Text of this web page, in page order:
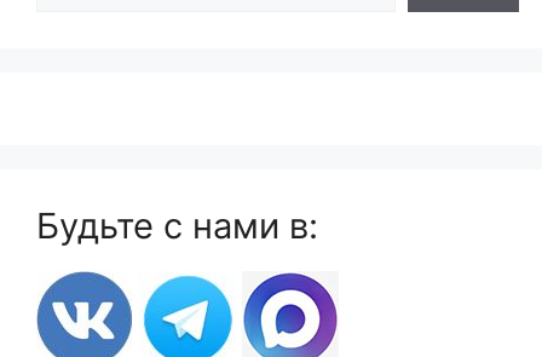
Будьте с нами в: